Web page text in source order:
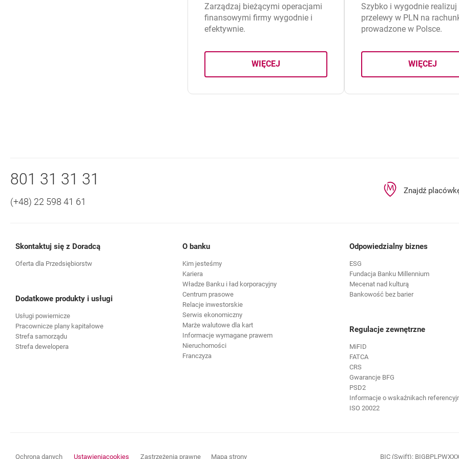
Zarządzaj bieżącymi operacjami
finansowymi firmy wygodnie i
efektywnie.
WIĘCEJ
O RACHUNKU ROZLICZENIOWYM
Szybko i wygodnie realizuj
przelewy w PLN na
prowadzone w Polsce.
WIĘCEJ
O
Nawigacja dolna
Zadzwoń do nas
801 31 31 31
(+48) 22 598 41 61
Znajdź
Skontaktuj się z Doradcą
Oferta dla Przedsiębiorstw
Dodatkowe produkty i usługi
Usługi powiernicze
Pracownicze plany kapitałowe
Strefa samorządu
Strefa dewelopera
O banku
Kim jesteśmy
Kariera
Władze Banku i ład korporacyjny
Centrum prasowe
Relacje inwestorskie
Serwis ekonomiczny
Marże walutowe dla kart
Informacje wymagane prawem
Nieruchomości
Franczyza
Odpowiedzialny biznes
ESG
Fundacja Banku Millennium
Mecenat nad kulturą
Bankowość bez barier
Regulacje zewnętrzne
MiFID
FATCA
CRS
Gwarancje BFG
PSD2
Informacje o wskaźnikach
ISO 20022
Ochrona danych
Ustawieniacookies Zastrzeżenia prawne
Mapa strony
BIC (Swift):